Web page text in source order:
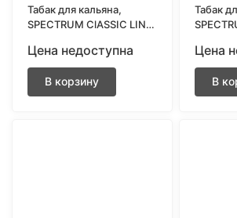
Табак для кальяна,
SPECTRUM ClASSIC LINE
(Китайские Травы)
Цена недоступна
В корзину
Табак
(Лимон
Цена
В